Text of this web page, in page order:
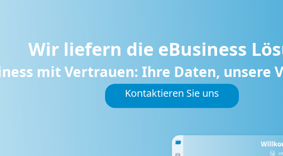
Wir liefern die eBusiness
mit Vertrauen: Ihre Daten, unsere
Kontaktieren Sie uns